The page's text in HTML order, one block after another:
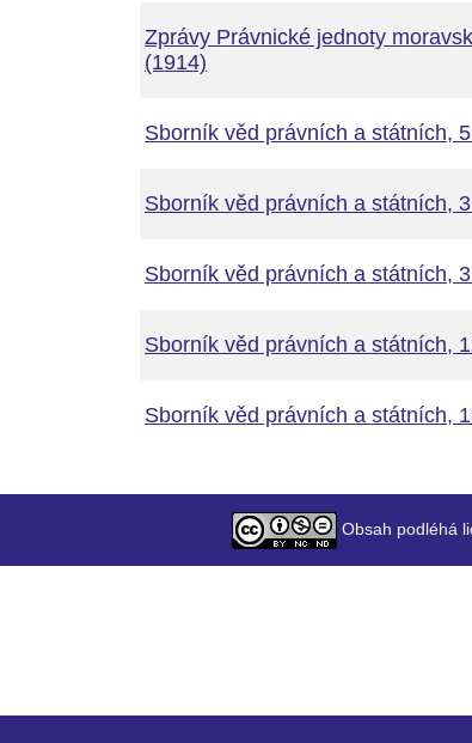
Zprávy Právnické jednoty
(1914)
Sborník věd právních a státních,
Sborník věd právních a státních,
Sborník věd právních a státních,
Sborník věd právních a státních,
Sborník věd právních a státních,
Obsah podléhá